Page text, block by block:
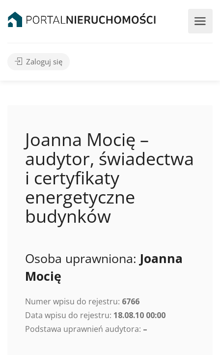
Zaloguj się
Joanna Mocię –
audytor, świadectwa
i certyfikaty
energetyczne
budynków
Osoba uprawniona: Joanna
Mocię
Numer wpisu do rejestru: 6766
Data wpisu do rejestru: 18.08.10 00:00
Podstawa uprawnień audytora: –